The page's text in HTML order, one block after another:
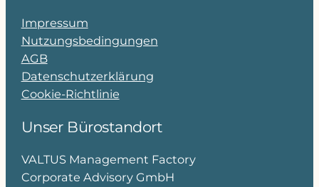
Impressum
Nutzungsbedingungen
AGB
Datenschutzerklärung
Cookie-Richtlinie
Unser Bürostandort
VALTUS Management Factory
Corporate Advisory GmbH